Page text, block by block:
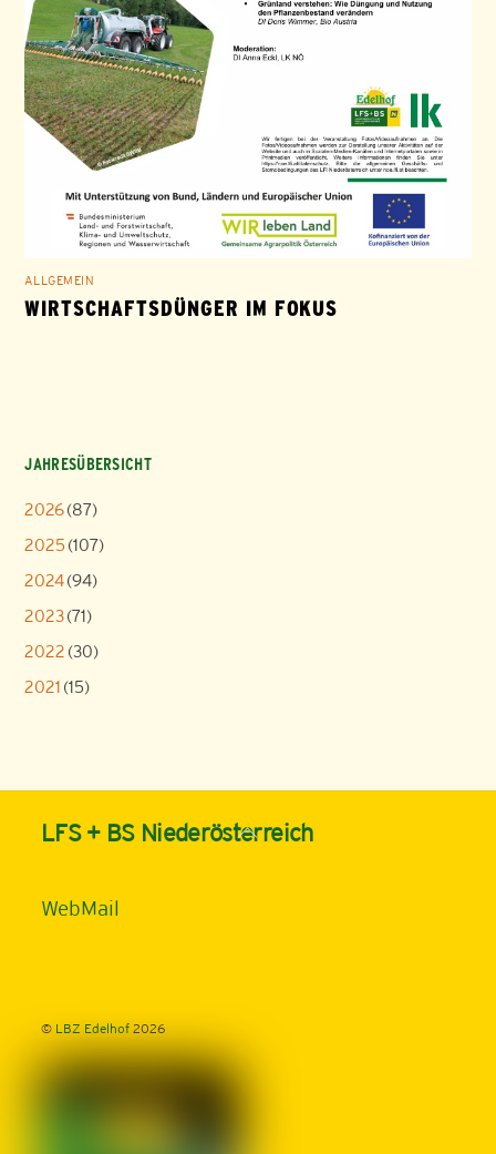
ALLGEMEIN
WIRTSCHAFTSDÜNGER IM FOKUS
JAHRESÜBERSICHT
2026(87)
2025 (107)
2024(94)
2023(71)
2022 (30)
2021 (15)
Back
To
LFS + BS Niederösterreich
WebMail
© LBZ Edelhof2026